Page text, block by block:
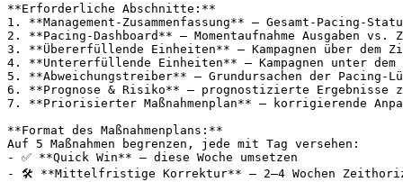
**Erforderliche Abschnitte:**
1. **Management-Zusammenfassung** – Gesamt-Pacing-
2. **Pacing-Dashboard** – Momentaufnahme Ausgaben
3. **Übererfüllende Einheiten** – Kampagnen über dem
4. **Untererfüllende Einheiten** – Kampagnen unter dem
5. **Abweichungstreiber** – Grundursachen der Pacing-
6. **Prognose & Risiko** – prognostizierte Ergebnisse
7. **Priorisierter Maßnahmenplan** – korrigierende
**Format des Maßnahmenplans:**
Auf 5 Maßnahmen begrenzen, jede mit Tag versehen:
- ✅ **Quick Win** – diese Woche umsetzen
- 🛠 **Mittelfristige Korrektur** – 2–4 Wochen